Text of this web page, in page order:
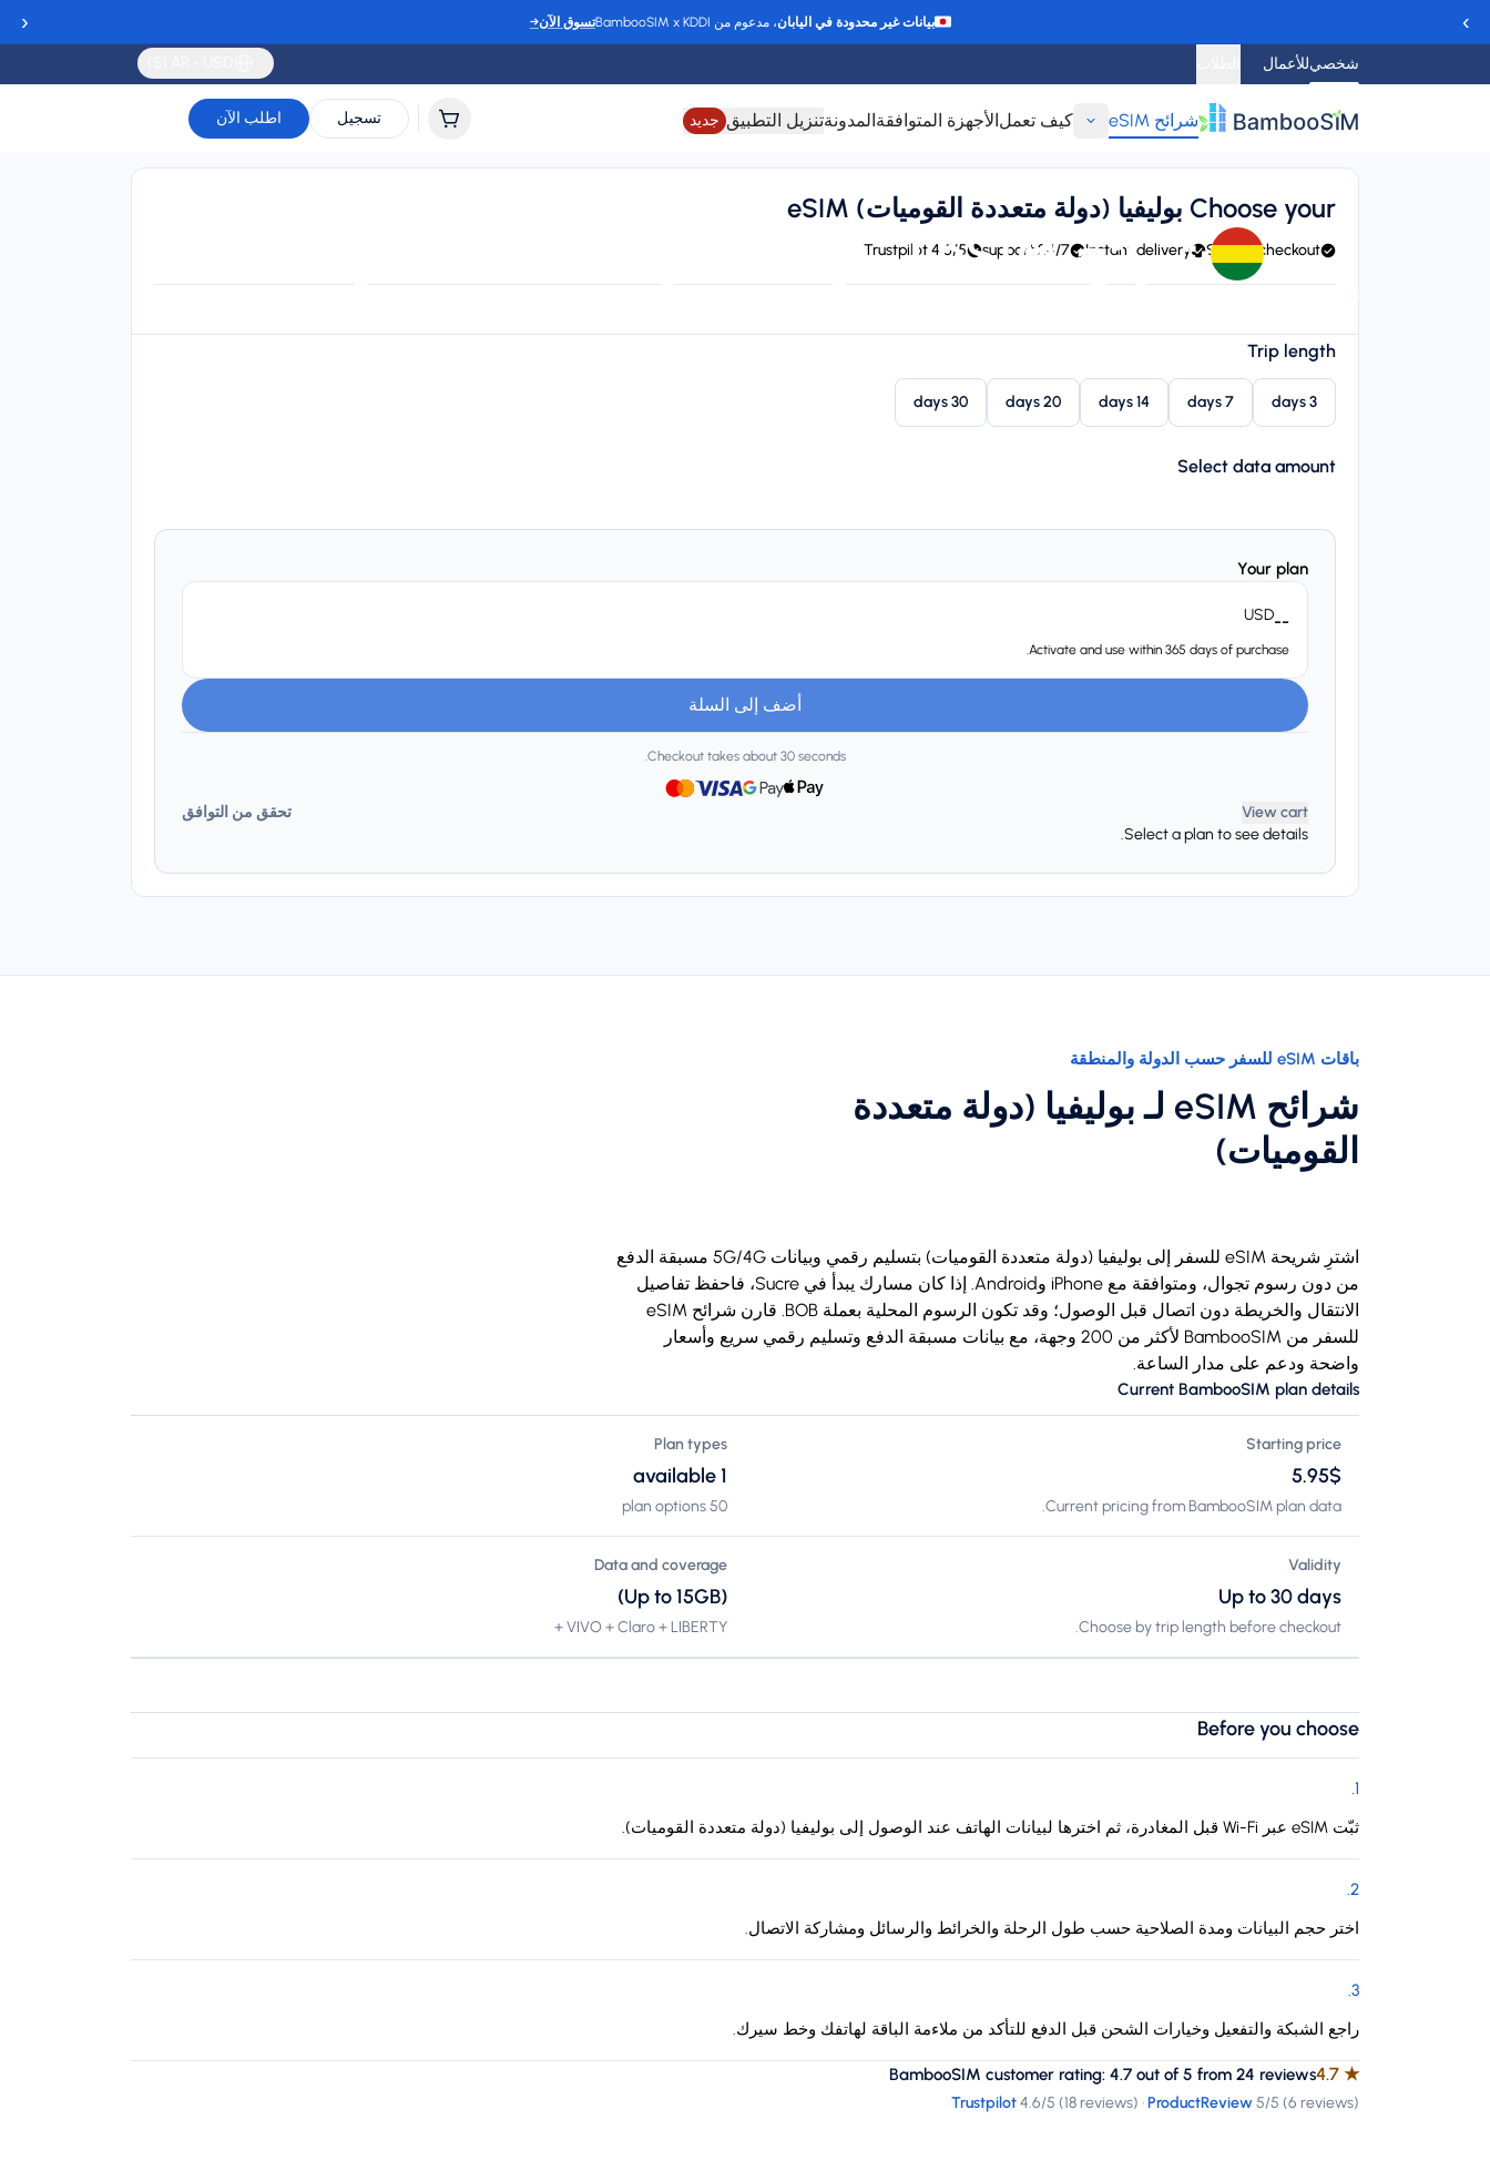
‹ بيانات غير محدودة في اليابان، مدعوم من BambooSIM x KDDI تسوق الآن→ ›
شخصيللأعمال
شرائح eSIM كيف تعملالأجهزة المتوافقةالمدونةتنزيل التطبيق جديد تسجيل اطلب الآن
شرائح eSIM لـ بوليفيا (دولة متعددة القوميات)
Choose your بوليفيا (دولة متعددة القوميات) eSIM
Secure checkout
Instant delivery
24/7 support
4.6/5 Trustpilot
Trip length
3 days
7 days
14 days
20 days
30 days
Select data amount
Your plan
--
USD
Activate and use within 365 days of purchase.
أضف إلى السلة
Checkout takes about 30 seconds.
View cart
تحقق من التوافق
Select a plan to see details.
باقات eSIM للسفر حسب الدولة والمنطقة
شرائح eSIM لـ بوليفيا (دولة متعددة
القوميات)
اشترِ شريحة eSIM للسفر إلى بوليفيا (دولة متعددة القوميات) بتسليم رقمي وبيانات 5G/4G مسبقة الدفع
من دون رسوم تجوال، ومتوافقة مع iPhone وAndroid. إذا كان مسارك يبدأ في Sucre، فاحفظ تفاصيل
الانتقال والخريطة دون اتصال قبل الوصول؛ وقد تكون الرسوم المحلية بعملة BOB. قارن شرائح eSIM
للسفر من BambooSIM لأكثر من 200 وجهة، مع بيانات مسبقة الدفع وتسليم رقمي سريع وأسعار
واضحة ودعم على مدار الساعة.
Current BambooSIM plan details
Starting price
$‏5.95
Current pricing from BambooSIM plan data.
Plan types
1 available
50 plan options
Validity
Up to 30 days
Choose by trip length before checkout.
Data and coverage
(Up to 15GB)
VIVO + Claro + LIBERTY +
Before you choose
1
.
ثبّت eSIM عبر Wi-Fi قبل المغادرة، ثم اخترها لبيانات الهاتف عند الوصول إلى بوليفيا (دولة متعددة القوميات).
2
.
اختر حجم البيانات ومدة الصلاحية حسب طول الرحلة والخرائط والرسائل ومشاركة الاتصال.
3
.
راجع الشبكة والتفعيل وخيارات الشحن قبل الدفع للتأكد من ملاءمة الباقة لهاتفك وخط سيرك.
★
4.7
BambooSIM customer rating: 4.7 out of 5 from 24 reviews
Trustpilot4.6/5 (18 reviews) ·ProductReview5/5 (6 reviews)